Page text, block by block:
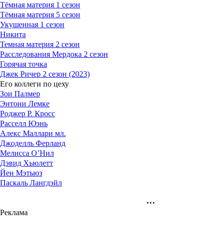
Тёмная материя 1 сезон
Тёмная материя 5 сезон
Укушенная 1 сезон
Никита
Темная материя 2 сезон
Расследования Мердока 2 сезон
Горячая точка
Джек Ричер 2 сезон (2023)
Его коллеги по цеху
Зои Палмер
Энтони Лемке
Роджер Р. Кросс
Расселл Юэнь
Алекс Маллари мл.
Джоделль Ферланд
Мелисса О’Нил
Дэвид Хьюлетт
Йен Мэтьюз
Паскаль Лангдэйл
Реклама